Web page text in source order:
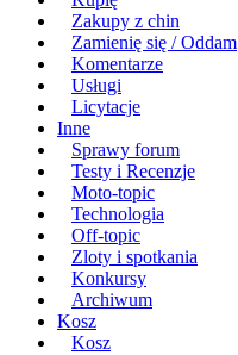
Zakupy z chin
Zamienię się / Oddam
Komentarze
Usługi
Licytacje
Inne
Sprawy forum
Testy i Recenzje
Moto-topic
Technologia
Off-topic
Zloty i spotkania
Konkursy
Archiwum
Kosz
Kosz